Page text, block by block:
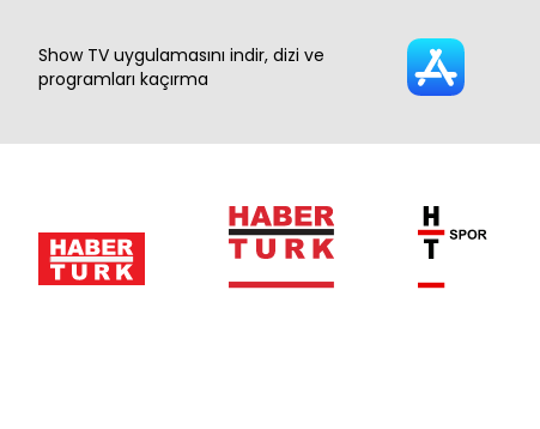
Show TV uygulamasını indir, dizi ve
programları kaçırma